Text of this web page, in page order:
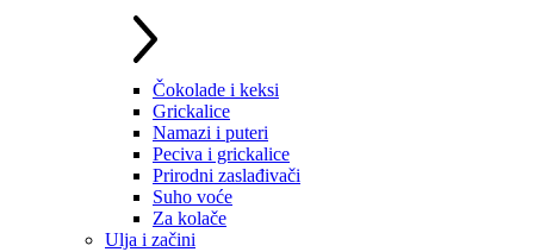
Čokolade i keksi
Grickalice
Namazi i puteri
Peciva i grickalice
Prirodni zaslađivači
Suho voće
Za kolače
Ulja i začini